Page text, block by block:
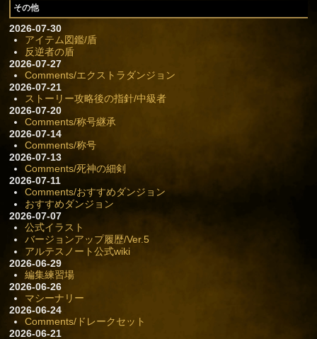
その他
2026-07-30
アイテム図鑑/盾
反逆者の盾
2026-07-27
Comments/エクストラダンジョン
2026-07-21
ストーリー攻略後の指針/中級者
2026-07-20
Comments/称号継承
2026-07-14
Comments/称号
2026-07-13
Comments/死神の細剣
2026-07-11
Comments/おすすめダンジョン
おすすめダンジョン
2026-07-07
公式イラスト
バージョンアップ履歴/Ver.5
アルテスノート公式wiki
2026-06-29
編集練習場
2026-06-26
マシーナリー
2026-06-24
Comments/ドレークセット
2026-06-21